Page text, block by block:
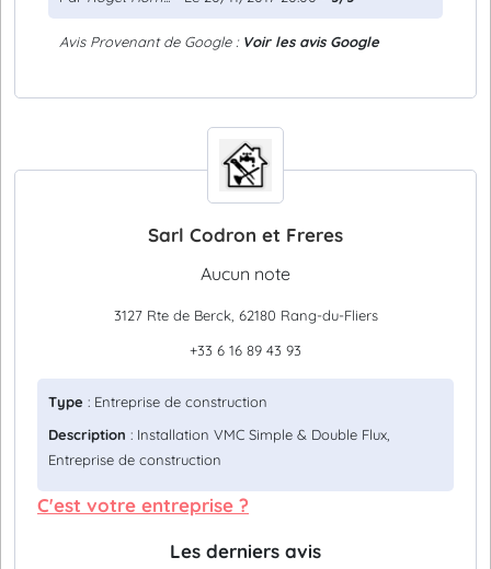
Avis Provenant de Google : Voir les avis Google
Sarl Codron et Freres
Aucun note
3127 Rte de Berck, 62180 Rang-du-Fliers
+33 6 16 89 43 93
Type : Entreprise de construction
Description : Installation VMC Simple & Double Flux,
Entreprise de construction
C'est votre entreprise ?
Les derniers avis